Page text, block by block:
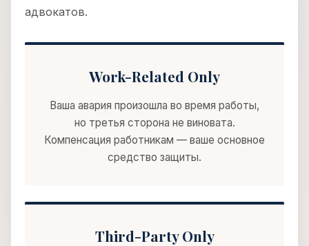
адвокатов.
Work-Related Only
Ваша авария произошла во время работы,
но третья сторона не виновата.
Компенсация работникам — ваше основное
средство защиты.
Third-Party Only